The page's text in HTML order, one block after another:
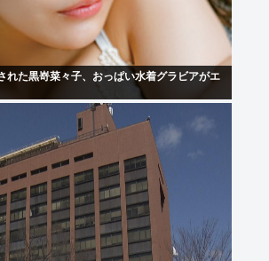
れた黒嵜菜々子、おっぱい水着グラビアがエ